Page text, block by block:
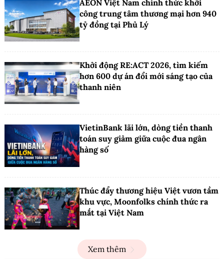
AEON Việt Nam chính thức khởi
công trung tâm thương mại hơn 940
tỷ đồng tại Phủ Lý
Khởi động RE:ACT 2026, tìm kiếm
hơn 600 dự án đổi mới sáng tạo của
thanh niên
VietinBank lãi lớn, dòng tiền thanh
toán suy giảm giữa cuộc đua ngân
hàng số
Thúc đẩy thương hiệu Việt vươn tầm
khu vực, Moonfolks chính thức ra
mắt tại Việt Nam
Xem thêm